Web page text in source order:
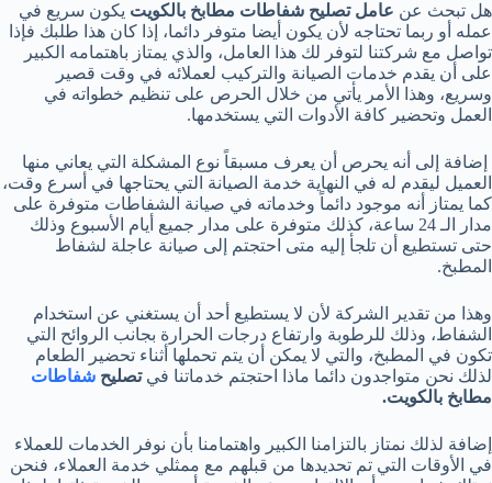
هل تبحث عن عامل تصليح شفاطات مطابخ بالكويت يكون سريع في
عمله أو ربما تحتاجه لأن يكون أيضا متوفر دائما، إذا كان هذا طلبك فإذا
تواصل مع شركتنا لتوفر لك هذا العامل، والذي يمتاز باهتمامه الكبير
على أن يقدم خدمات الصيانة والتركيب لعملائه في وقت قصير
وسريع، وهذا الأمر يأتي من خلال الحرص على تنظيم خطواته في
العمل وتحضير كافة الأدوات التي يستخدمها.
إضافة إلى أنه يحرص أن يعرف مسبقاً نوع المشكلة التي يعاني منها
العميل ليقدم له في النهاية خدمة الصيانة التي يحتاجها في أسرع وقت،
كما يمتاز أنه موجود دائماً وخدماته في صيانة الشفاطات متوفرة على
مدار الـ 24 ساعة، كذلك متوفرة على مدار جميع أيام الأسبوع وذلك
حتى تستطيع أن تلجأ إليه متى احتجتم إلى صيانة عاجلة لشفاط
المطبخ.
وهذا من تقدير الشركة لأن لا يستطيع أحد أن يستغني عن استخدام
الشفاط، وذلك للرطوبة وارتفاع درجات الحرارة بجانب الروائح التي
تكون في المطبخ، والتي لا يمكن أن يتم تحملها أثناء تحضير الطعام
لذلك نحن متواجدون دائما ماذا احتجتم خدماتنا فيتصليح شفاطات
مطابخ بالكويت.
إضافة لذلك نمتاز بالتزامنا الكبير واهتمامنا بأن نوفر الخدمات للعملاء
في الأوقات التي تم تحديدها من قبلهم مع ممثلي خدمة العملاء، فنحن